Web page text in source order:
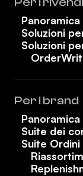
Panoramica
Soluzioni
Soluzioni
Per i brand
Panoramica
Suite dei
Suite Ordini